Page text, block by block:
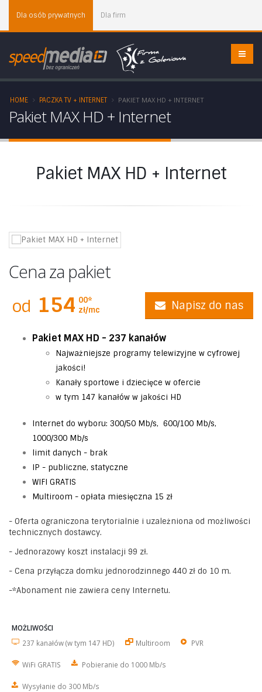
Dla osób prywatnych Dla firm
HOME PACZKA TV + INTERNET PAKIET MAX HD + INTERNET
Pakiet MAX HD + Internet
Pakiet MAX HD + Internet
Cena za pakiet
od 154 00*
zł/mc
Napisz do nas
Pakiet MAX HD - 237 kanałów
Najważniejsze programy telewizyjne w cyfrowej
jakości!
Kanały sportowe i dziecięce w ofercie
w tym 147 kanałów w jakości HD
Internet do wyboru: 300/50 Mb/s, 600/100 Mb/s,
1000/300 Mb/s
limit danych - brak
IP - publiczne, statyczne
WIFI GRATIS
Multiroom - opłata miesięczna 15 zł
- Oferta ograniczona terytorialnie i uzależniona od możliwości
technicznych dostawcy.
- Jednorazowy koszt instalacji 99 zł.
- Cena przyłącza domku jednorodzinnego 440 zł do 10 m.
-*Abonament nie zawiera ceny Internetu.
MOŻLIWOŚCI
237 kanałów (w tym 147 HD)
Multiroom PVR
WiFi GRATIS Pobieranie do 1000 Mb/s
Wysyłanie do 300 Mb/s